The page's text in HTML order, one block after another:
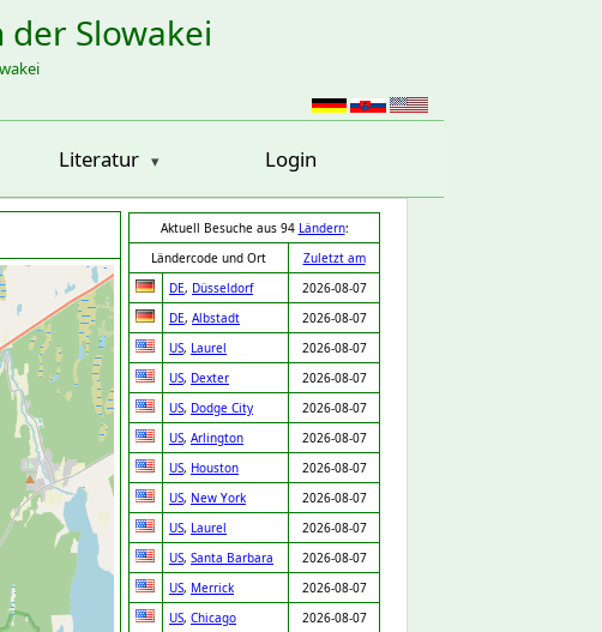
Slowakei
Literatur Login
Aktuell Besuche aus 94 Ländern:
Ländercode und Ort
Zuletzt am
DE, Düsseldorf
2026-08-07
DE, Albstadt
2026-08-07
US, Laurel
2026-08-07
US, Dexter
2026-08-07
US, Dodge City
2026-08-07
US, Arlington
2026-08-07
US, Houston
2026-08-07
US, New York
2026-08-07
US, Laurel
2026-08-07
US, Santa Barbara
2026-08-07
US, Merrick
2026-08-07
US, Chicago
2026-08-07